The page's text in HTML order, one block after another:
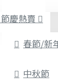
節慶熱賣
春節/新
中秋節